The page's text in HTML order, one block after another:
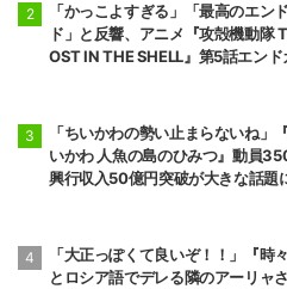
「かっこよすぎる」「最高のエン
ド」と反響、アニメ『攻殻機動隊
OST IN THE SHELL』第5話エンド
「ちいかわの勢い止まらないね」
いかわ 人魚の島のひみつ』動員
興行収入50億円突破が大きな話題
「大正っぽくて良いぞ！！」『時
とロシア語でデレる隣のアーリャ